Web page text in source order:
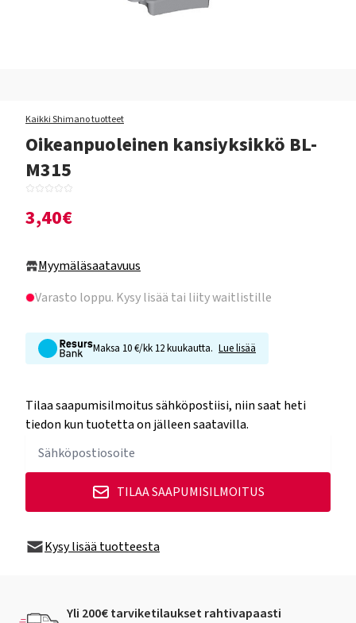
Kaikki Shimano tuotteet
Oikeanpuoleinen kansiyksikkö BL-
M315
3,40€
Myymäläsaatavuus
Varasto loppu. Kysy lisää tai liity waitlistille
Maksa 10 €/kk 12 kuukautta. Lue lisää
Tilaa saapumisilmoitus sähköpostiisi, niin saat heti
tiedon kun tuotetta on jälleen saatavilla.
TILAA SAAPUMISILMOITUS
Kysy lisää tuotteesta
Yli 200€ tarviketilaukset rahtivapaasti